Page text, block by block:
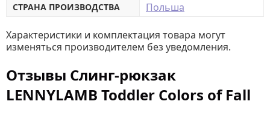
СТРАНА ПРОИЗВОДСТВА Польша
Характеристики и комплектация товара могут
изменяться производителем без уведомления.
Отзывы Слинг-рюкзак
LENNYLAMB Toddler Colors of Fall